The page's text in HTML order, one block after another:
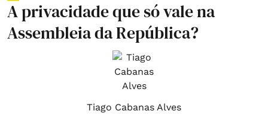
A privacidade que só vale na
Assembleia da República?
Tiago Cabanas Alves